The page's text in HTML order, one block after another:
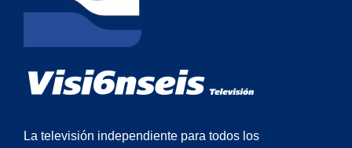
La televisión independiente para todos los